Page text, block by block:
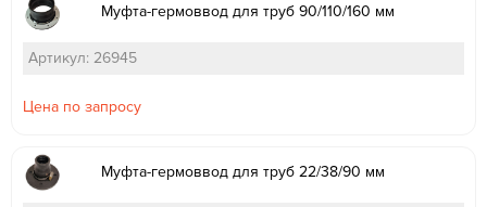
Муфта-гермоввод для труб 90/110/160 мм
Артикул: 26945
Цена по запросу
Муфта-гермоввод для труб 22/38/90 мм